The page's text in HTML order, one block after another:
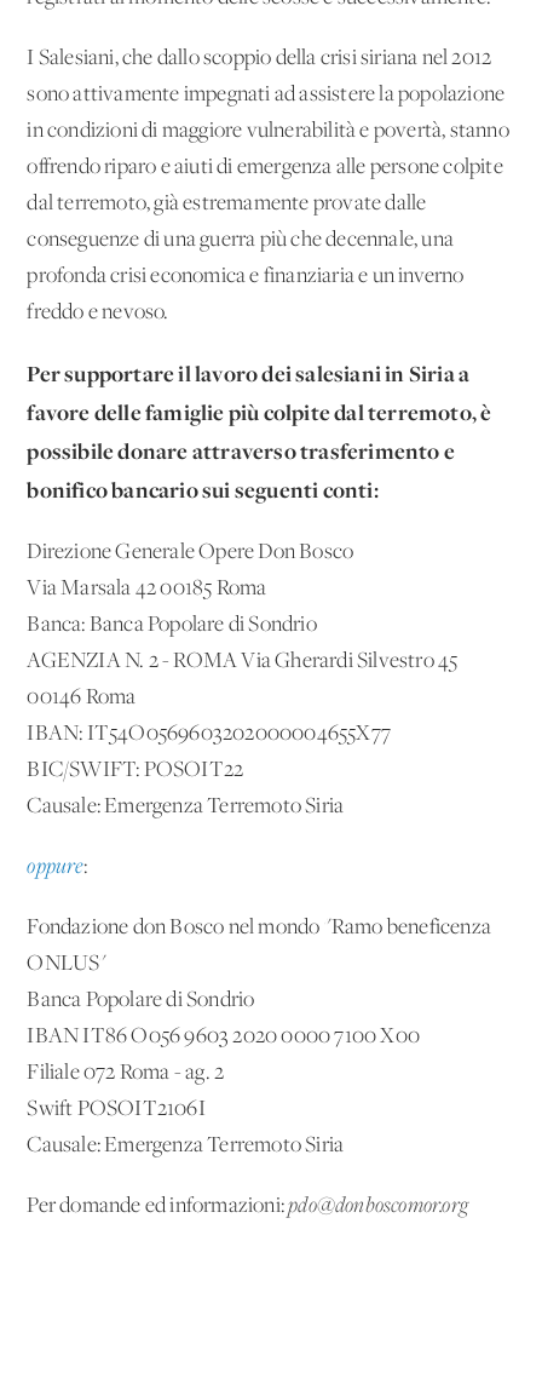
I Salesiani, che dallo scoppio della crisi siriana nel 2012
sono attivamente impegnati ad assistere la popolazione
in condizioni di maggiore vulnerabilità e povertà, stanno
offrendo riparo e aiuti di emergenza alle persone colpite
dal terremoto, già estremamente provate dalle
conseguenze di una guerra più che decennale, una
profonda crisi economica e finanziaria e un inverno
freddo e nevoso.
Per supportare il lavoro dei salesiani in Siria a
favore delle famiglie più colpite dal terremoto, è
possibile donare attraverso trasferimento e
bonifico bancario sui seguenti conti:
Direzione Generale Opere Don Bosco
Via Marsala 42 00185 Roma
Banca: Banca Popolare di Sondrio
AGENZIA N. 2 - ROMA Via Gherardi Silvestro 45
00146 Roma
IBAN: IT54O0569603202000004655X77
BIC/SWIFT: POSOIT22
Causale: Emergenza Terremoto Siria
oppure:
Fondazione don Bosco nel mondo "Ramo beneficenza
ONLUS"
Banca Popolare di Sondrio
IBAN IT86 O056 9603 2020 0000 7100 X00
Filiale 072 Roma - ag. 2
Swift POSOIT2106I
Causale: Emergenza Terremoto Siria
Per domande ed informazioni:pdo@donboscomor.org